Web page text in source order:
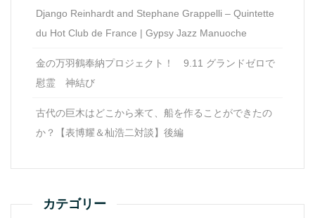
Django Reinhardt and Stephane Grappelli – Quintette
du Hot Club de France | Gypsy Jazz Manuoche
金の万羽鶴奉納プロジェクト！ 9.11 グランドゼロで
慰霊 神結び
古代の巨木はどこから来て、船を作ることができたの
か？【表博耀＆杣浩二対談】後編
カテゴリー